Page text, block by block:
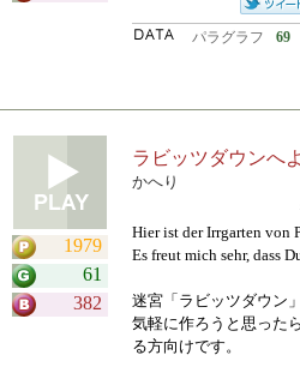
パラグラフ 69
1979
61
382
ラビッツダウンへ
かへり
Hier ist der Irrgarten von
Es freut mich sehr, dass
迷宮「ラビッツダウン
気軽に作ろうと思った
る方向けです。